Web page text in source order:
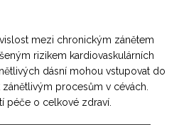
mezi chronickým zánětem
rizikem kardiovaskulárních
dásní mohou vstupovat do
procesům v cévách.
péče o celkové zdraví.